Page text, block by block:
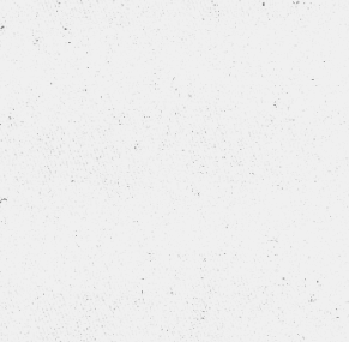
6 Curtir
Comentar